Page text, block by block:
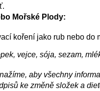
Mořské Plody:
koření jako rub nebo do
vejce, sója, sezam,
aby všechny
ke změně složek a